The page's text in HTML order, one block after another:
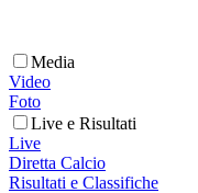
Media
Video
Foto
Live e Risultati
Live
Diretta Calcio
Risultati e Classifiche